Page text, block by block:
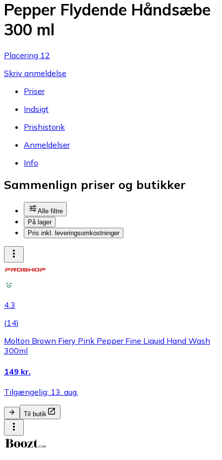
Pepper Flydende Håndsæbe
300 ml
Placering 12
Skriv anmeldelse
Priser
Indsigt
Prishistorik
Anmeldelser
Info
Sammenlign priser og butikker
Alle filtre
På lager
Pris inkl. leveringsomkostninger
4.3
(14)
Molton Brown Fiery Pink Pepper Fine Liquid Hand Wash
300ml
149 kr.
Tilgængelig: 13. aug.
Til butik